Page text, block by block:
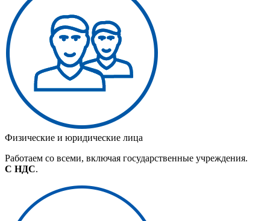
Физические и юридические лица
Работаем со всеми, включая государственные учреждения.
С НДС.